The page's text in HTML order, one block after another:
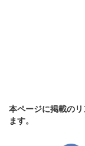
本ページに掲載の
ます。